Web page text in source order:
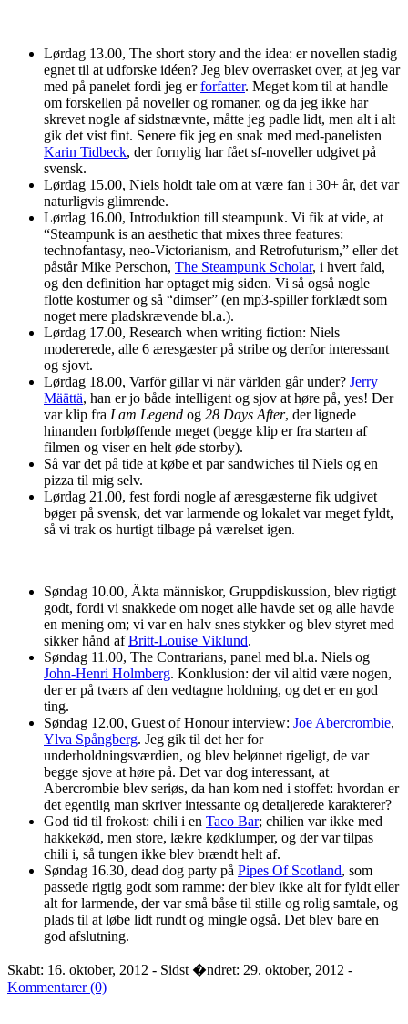
Lørdag 13.00, The short story and the idea: er novellen stadig
egnet til at udforske idéen? Jeg blev overrasket over, at jeg var
med på panelet fordi jeg erforfatter. Meget kom til at handle
om forskellen på noveller og romaner, og da jeg ikke har
skrevet nogle af sidstnævnte, måtte jeg padle lidt, men alt i alt
gik det vist fint. Senere fik jeg en snak med med-panelisten
Karin Tidbeck, der fornylig har fået sf-noveller udgivet på
svensk.
Lørdag 15.00, Niels holdt tale om at være fan i 30+ år, det var
naturligvis glimrende.
Lørdag 16.00, Introduktion till steampunk. Vi fik at vide, at
“Steampunk is an aesthetic that mixes three features:
technofantasy, neo-Victorianism, and Retrofuturism,” eller det
påstår Mike Perschon, The Steampunk Scholar, i hvert fald,
og den definition har optaget mig siden. Vi så også nogle
flotte kostumer og så “dimser” (en mp3-spiller forklædt som
noget mere pladskrævende bl.a.).
Lørdag 17.00, Research when writing fiction: Niels
modererede, alle 6 æresgæster på stribe og derfor interessant
og sjovt.
Lørdag 18.00, Varför gillar vi när världen går under? Jerry
Määttä, han er jo både intelligent og sjov at høre på, yes! Der
var klip fra I am Legend og 28 Days After, der lignede
hinanden forbløffende meget (begge klip er fra starten af
filmen og viser en helt øde storby).
Så var det på tide at købe et par sandwiches til Niels og en
pizza til mig selv.
Lørdag 21.00, fest fordi nogle af æresgæsterne fik udgivet
bøger på svensk, det var larmende og lokalet var meget fyldt,
så vi trak os hurtigt tilbage på værelset igen.
Søndag 10.00, Äkta människor, Gruppdiskussion, blev rigtigt
godt, fordi vi snakkede om noget alle havde set og alle havde
en mening om; vi var en halv snes stykker og blev styret med
sikker hånd afBritt-Louise Viklund.
Søndag 11.00, The Contrarians, panel med bl.a. Niels og
John-Henri Holmberg. Konklusion: der vil altid være nogen,
der er på tværs af den vedtagne holdning, og det er en god
ting.
Søndag 12.00, Guest of Honour interview: Joe Abercrombie,
Ylva Spångberg. Jeg gik til det her for
underholdningsværdien, og blev belønnet rigeligt, de var
begge sjove at høre på. Det var dog interessant, at
Abercrombie blev seriøs, da han kom ned i stoffet: hvordan er
det egentlig man skriver intessante og detaljerede karakterer?
God tid til frokost: chili i en Taco Bar; chilien var ikke med
hakkekød, men store, lækre kødklumper, og der var tilpas
chili i, så tungen ikke blev brændt helt af.
Søndag 16.30, dead dog party på Pipes Of Scotland, som
passede rigtig godt som ramme: der blev ikke alt for fyldt eller
alt for larmende, der var små båse til stille og rolig samtale, og
plads til at løbe lidt rundt og mingle også. Det blev bare en
god afslutning.
Skabt: 16. oktober, 2012 - Sidst �ndret: 29. oktober, 2012 -
Kommentarer (0)